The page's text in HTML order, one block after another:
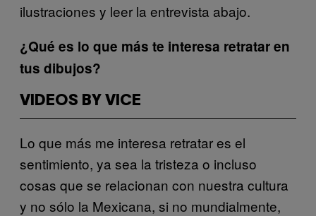
ilustraciones y leer la entrevista abajo.
¿Qué es lo que más te interesa retratar en
tus dibujos?
VIDEOS BY VICE
Lo que más me interesa retratar es el
sentimiento, ya sea la tristeza o incluso
cosas que se relacionan con nuestra cultura
y no sólo la Mexicana, si no mundialmente,